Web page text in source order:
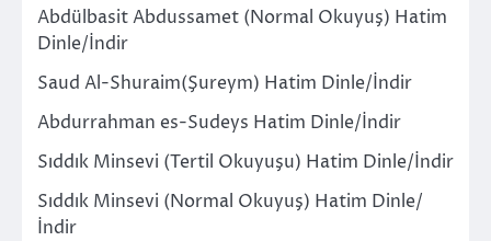
Abdülbasit Abdussamet (Normal Okuyuş) Hatim
Dinle/İndir
Saud Al-Shuraim(Şureym) Hatim Dinle/İndir
Abdurrahman es-Sudeys Hatim Dinle/İndir
Sıddık Minsevi (Tertil Okuyuşu) Hatim Dinle/İndir
Sıddık Minsevi (Normal Okuyuş) Hatim Dinle/
İndir